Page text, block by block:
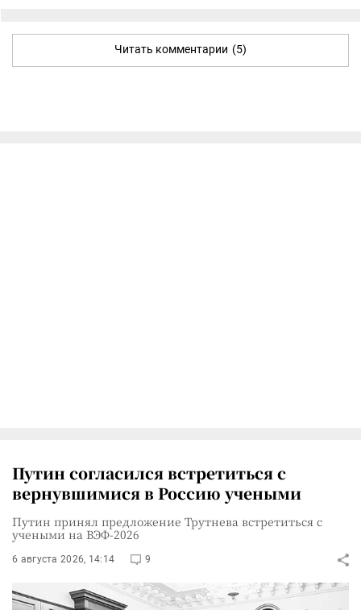
Читать комментарии (5)
Путин согласился встретиться с
вернувшимися в Россию учеными
Путин принял предложение Трутнева встретиться с
учеными на ВЭФ-2026
6 августа 2026, 14:14 9